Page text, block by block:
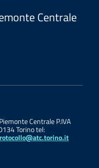
Centrale
Centrale P.IVA
Torino tel: